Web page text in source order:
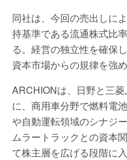
同社は、今回の売出しに
持基準である流通株式比
る。経営の独立性を確保
資本市場からの規律を強め
ARCHIONは、日野と三
に、商用車分野で燃料電
や自動運転領域のシナジ
ムラートラックとの資本
て株主層を広げる段階に入